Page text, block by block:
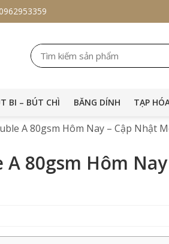
0962953359
BI – BÚT CHÌ BĂNG DÍNH TẠP
A 80gsm Hôm Nay – Cập Nhật
A 80gsm Hôm